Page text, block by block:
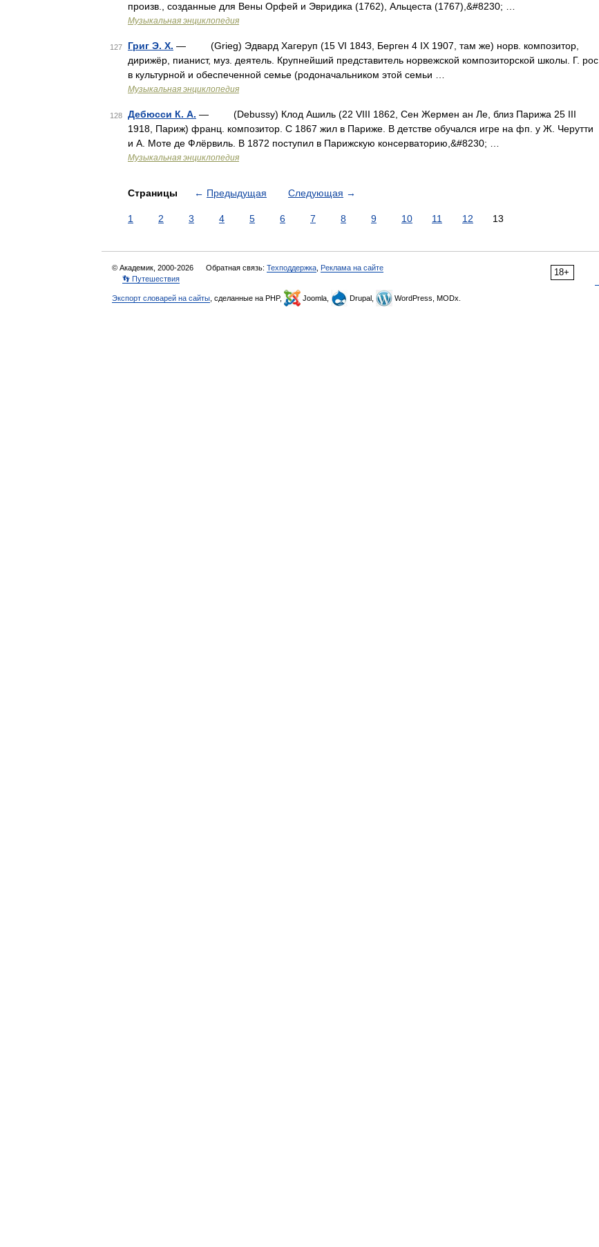
произв., созданные для Вены Орфей и Эвридика (1762), Альцеста (1767),&#8230; …
Музыкальная энциклопедия
127 Григ Э. Х. — (Grieg) Эдвард Хагеруп (15 VI 1843, Берген 4 IX 1907, там же) норв. композитор,
дирижёр, пианист, муз. деятель. Крупнейший представитель норвежской композиторской школы. Г. рос
в культурной и обеспеченной семье (родоначальником этой семьи …
Музыкальная энциклопедия
128 Дебюсси К. А. — (Debussy) Клод Ашиль (22 VIII 1862, Сен Жермен ан Ле, близ Парижа 25 III
1918, Париж) франц. композитор. С 1867 жил в Париже. В детстве обучался игре на фп. у Ж. Черутти
и А. Моте де Флёрвиль. В 1872 поступил в Парижскую консерваторию,&#8230; …
Музыкальная энциклопедия
Страницы ← Предыдущая Следующая →
1 2 3 4 5 6 7 8 9 10 11 12 13
18+
© Академик, 2000-2026 Обратная связь: Техподдержка Реклама на сайте
👣 Путешествия
Экспорт словарей на сайты , сделанные на PHP, Joomla, Drupal, WordPress, MODx.